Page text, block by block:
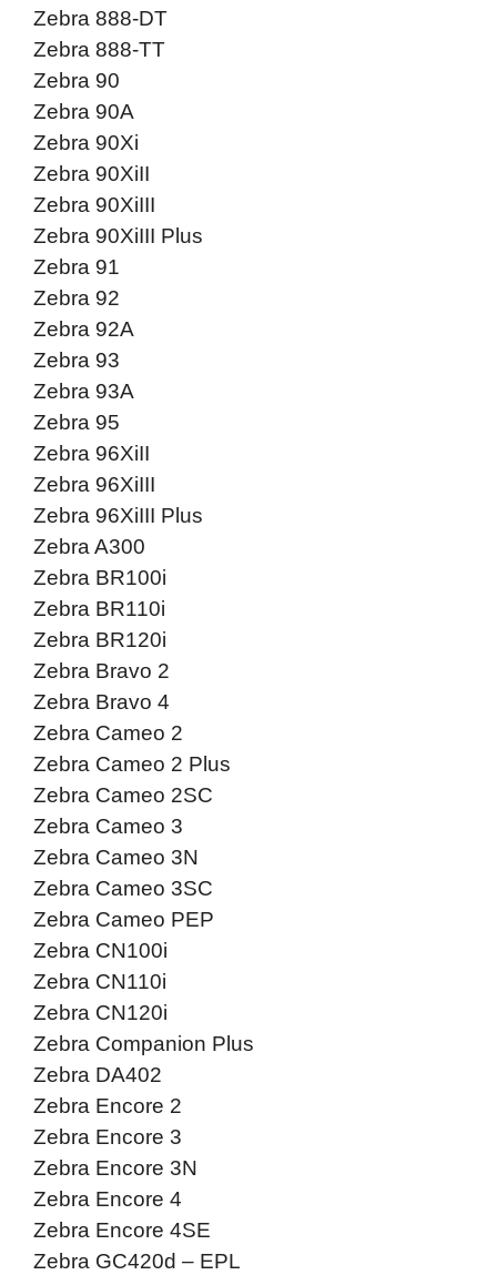
Zebra 888-DT
Zebra 888-TT
Zebra 90
Zebra 90A
Zebra 90Xi
Zebra 90XiII
Zebra 90XiIII
Zebra 90XiIII Plus
Zebra 91
Zebra 92
Zebra 92A
Zebra 93
Zebra 93A
Zebra 95
Zebra 96XiII
Zebra 96XiIII
Zebra 96XiIII Plus
Zebra A300
Zebra BR100i
Zebra BR110i
Zebra BR120i
Zebra Bravo 2
Zebra Bravo 4
Zebra Cameo 2
Zebra Cameo 2 Plus
Zebra Cameo 2SC
Zebra Cameo 3
Zebra Cameo 3N
Zebra Cameo 3SC
Zebra Cameo PEP
Zebra CN100i
Zebra CN110i
Zebra CN120i
Zebra Companion Plus
Zebra DA402
Zebra Encore 2
Zebra Encore 3
Zebra Encore 3N
Zebra Encore 4
Zebra Encore 4SE
Zebra GC420d – EPL